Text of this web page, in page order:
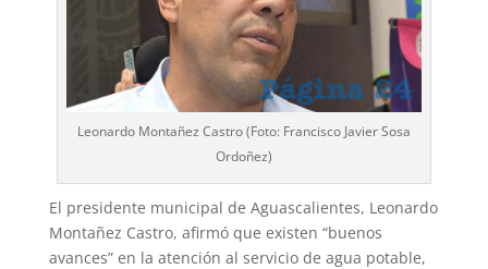
Leonardo Montañez Castro (Foto: Francisco Javier Sosa
Ordoñez)
El presidente municipal de Aguascalientes, Leonardo
Montañez Castro, afirmó que existen “buenos
avances” en la atención al servicio de agua potable,